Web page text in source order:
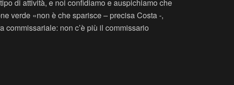
di attività, e noi confidiamo e auspichiamo che
verde «non è che sparisce – precisa Costa -,
non c’è più il commissario